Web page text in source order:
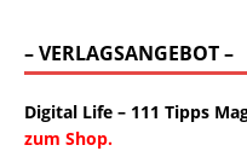
– VERLAGSANGEBOT –
Digital Life – 111 Tipps
zum Shop.